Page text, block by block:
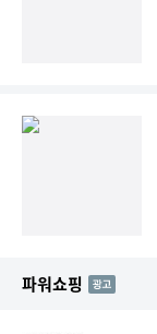
파워쇼핑 AD